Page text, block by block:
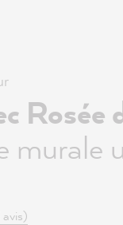
Rosée
murale